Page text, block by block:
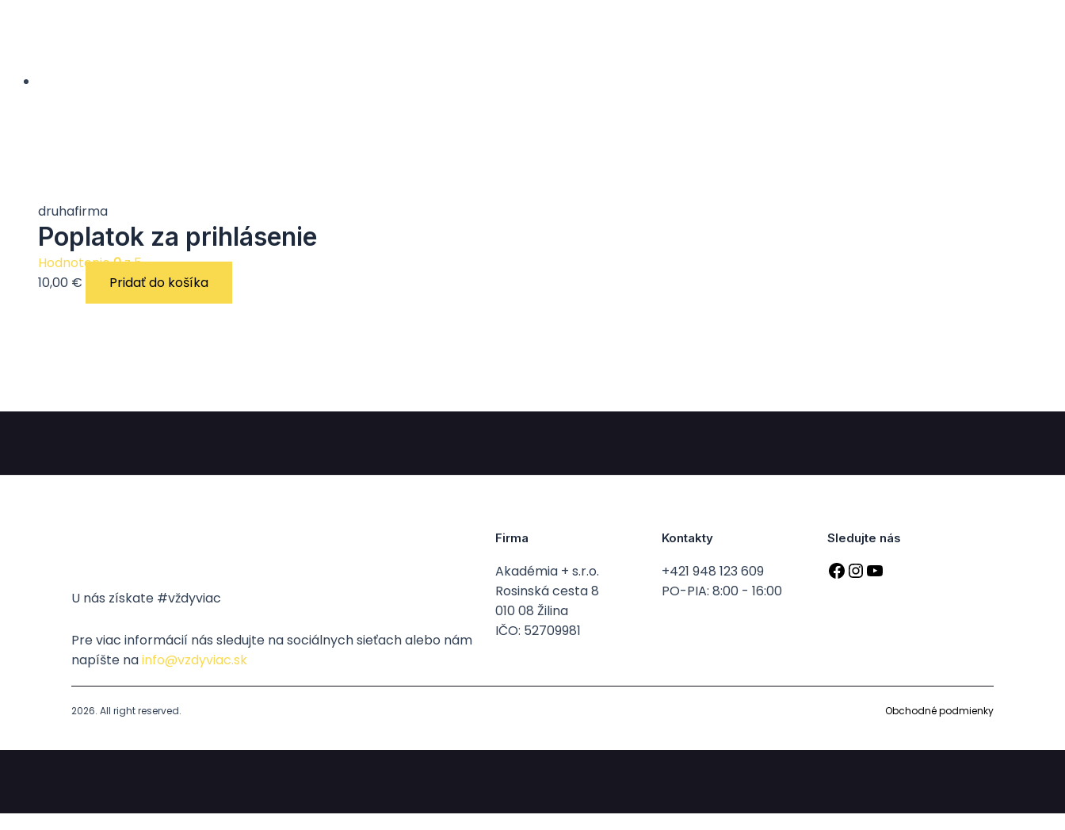
druhafirma
Poplatok za prihlásenie
Hodnotenie0z 5
10,00 € Pridať do košíka
U nás získate #vždyviac
Pre viac informácií nás sledujte na sociálnych sieťach alebo nám
napíšte nainfo@vzdyviac.sk
Firma
Akadémia + s.r.o.
Rosinská cesta 8
010 08 Žilina
IČO: 52709981
Kontakty
+421 948 123 609
PO-PIA: 8:00 - 16:00
Sledujte nás
2026. All right reserved. Obchodné podmienky